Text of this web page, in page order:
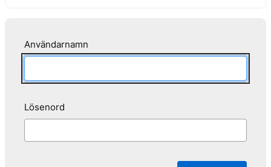
Användarnamn
Lösenord